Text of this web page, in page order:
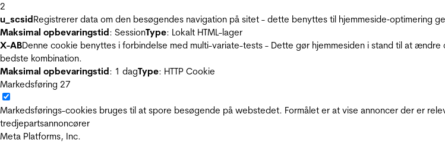
2
u_scsidRegistrerer data om den besøgendes navigation på sitet - dette benyttes til hjemmeside‐optimering
Maksimal opbevaringstid: SessionType: Lokalt HTML-lager
X-ABDenne cookie benyttes i forbindelse med multi-variate-tests - Dette gør hjemmesiden i stand til at
bedste kombination.
Maksimal opbevaringstid: 1 dagType: HTTP Cookie
Markedsføring 27
Markedsførings-cookies bruges til at spore besøgende på webstedet. Formålet er at vise annoncer der er
tredjepartsannoncører
Meta Platforms, Inc.